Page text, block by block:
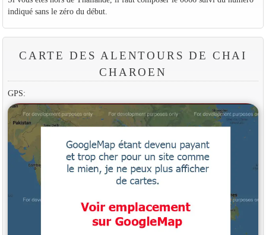
indiqué sans le zéro du début.
CARTE DES ALENTOURS DE CHAI
CHAROEN
GPS: